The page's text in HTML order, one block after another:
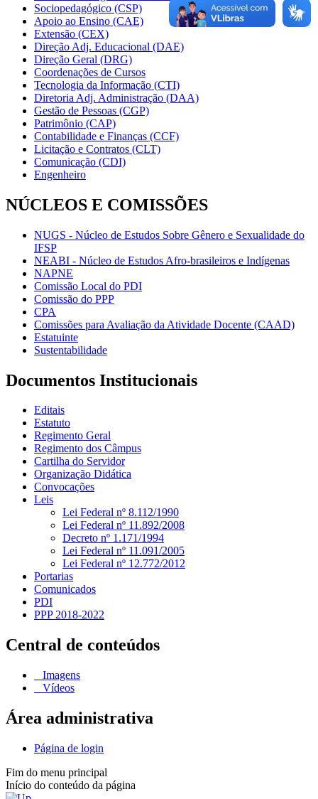
Sociopedagógico (CSP)
Apoio ao Ensino (CAE)
Extensão (CEX)
Direção Adj. Educacional (DAE)
Direção Geral (DRG)
Coordenações de Cursos
Tecnologia da Informação (CTI)
Diretoria Adj. Administração (DAA)
Gestão de Pessoas (CGP)
Patrimônio (CAP)
Contabilidade e Finanças (CCF)
Licitação e Contratos (CLT)
Comunicação (CDI)
Engenheiro
NÚCLEOS E COMISSÕES
NUGS - Núcleo de Estudos Sobre Gênero e Sexualidade do
IFSP
NEABI - Núcleo de Estudos Afro-brasileiros e Indígenas
NAPNE
Comissão Local do PDI
Comissão do PPP
CPA
Comissões para Avaliação da Atividade Docente (CAAD)
Estatuinte
Sustentabilidade
Documentos Institucionais
Editais
Estatuto
Regimento Geral
Regimento dos Câmpus
Cartilha do Servidor
Organização Didática
Convocações
Leis
Lei Federal nº 8.112/1990
Lei Federal nº 11.892/2008
Decreto nº 1.171/1994
Lei Federal nº 11.091/2005
Lei Federal nº 12.772/2012
Portarias
Comunicados
PDI
PPP 2018-2022
Central de conteúdos
Imagens
Vídeos
Área administrativa
Página de login
Fim do menu principal
Início do conteúdo da página